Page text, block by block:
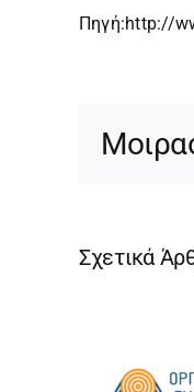
Πηγή:http://
Σχετικά